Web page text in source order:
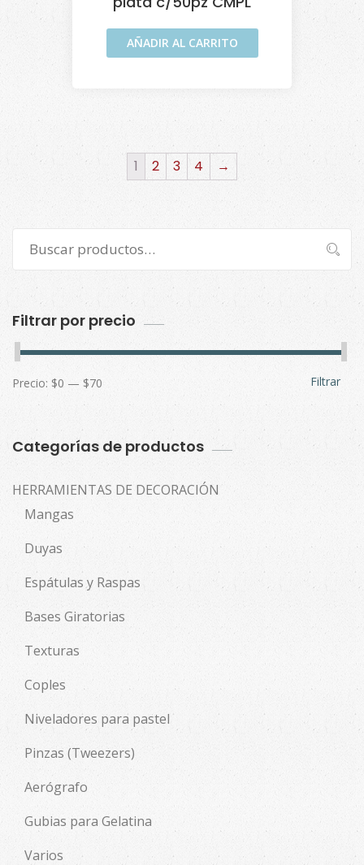
AÑADIR AL CARRITO
1 2 3 4 →
por:
Buscar
Filtrar por precio
Filtrar
Precio: $0 — $70
Categorías de productos
HERRAMIENTAS DE DECORACIÓN
Mangas
Duyas
Espátulas y Raspas
Bases Giratorias
Texturas
Coples
Niveladores para pastel
Pinzas (Tweezers)
Aerógrafo
Gubias para Gelatina
Varios